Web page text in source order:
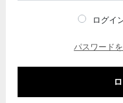
ログイ
パスワード